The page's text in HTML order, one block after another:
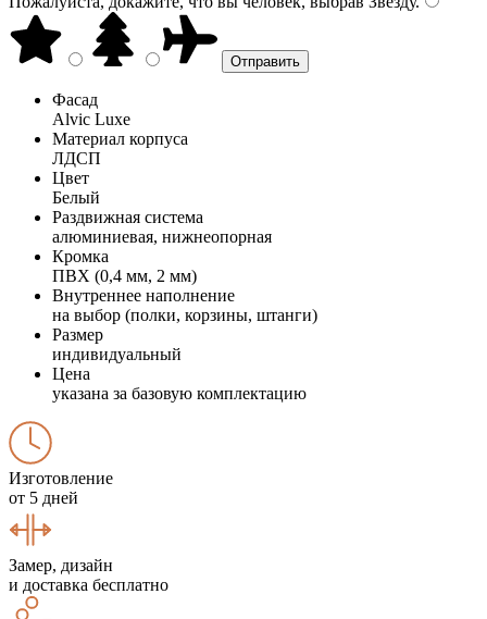
Фасад
Alvic Luxe
Материал корпуса
ЛДСП
Цвет
Белый
Раздвижная система
алюминиевая, нижнеопорная
Кромка
ПВХ (0,4 мм, 2 мм)
Внутреннее наполнение
на выбор (полки, корзины, штанги)
Размер
индивидуальный
Цена
указана за базовую комплектацию
Изготовление
от 5 дней
Замер, дизайн
и доставка бесплатно